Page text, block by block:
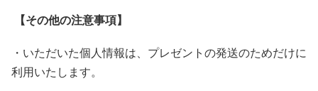
【その他の注意事項】
・いただいた個人情報は、プレゼントの発送のためだけに
利用いたします。